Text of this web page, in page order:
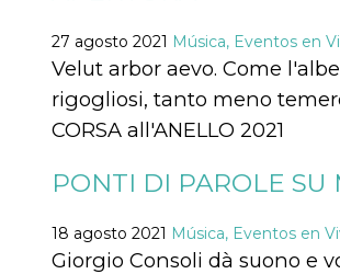
27 agosto 2021 Música, Eventos en
Velut arbor aevo. Come
rigogliosi, tanto meno
CORSA all'ANELLO 2021
PONTI DI PAROLE
18 agosto 2021 Música, Eventos en
Giorgio Consoli dà suono e
Nombre
Proveedor /
Dominio
cf_clearance
Cloudflare,
Inc.
.oooh.events
1